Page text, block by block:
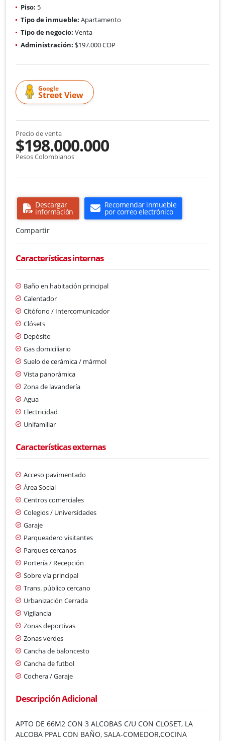
Piso: 5
Tipo de inmueble: Apartamento
Tipo de negocio: Venta
Administración: $197.000 COP
Google
Street View
Precio de venta
$198.000.000
Pesos Colombianos
Descargar
información
Recomendar inmueble
por correo electrónico
Compartir
Características internas
Baño en habitación principal
Calentador
Citófono / Intercomunicador
Clósets
Depósito
Gas domiciliario
Suelo de cerámica / mármol
Vista panorámica
Zona de lavandería
Agua
Electricidad
Unifamiliar
Características externas
Acceso pavimentado
Área Social
Centros comerciales
Colegios / Universidades
Garaje
Parqueadero visitantes
Parques cercanos
Portería / Recepción
Sobre vía principal
Trans. público cercano
Urbanización Cerrada
Vigilancia
Zonas deportivas
Zonas verdes
Cancha de baloncesto
Cancha de futbol
Cochera / Garaje
Descripción Adicional
APTO DE 66M2 CON 3 ALCOBAS C/U CON CLOSET, LA
ALCOBA PPAL CON BAÑO, SALA-COMEDOR,COCINA